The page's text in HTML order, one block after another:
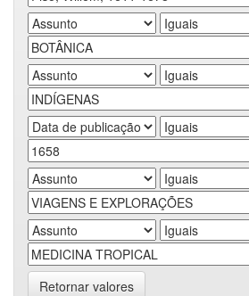
Retornar valores